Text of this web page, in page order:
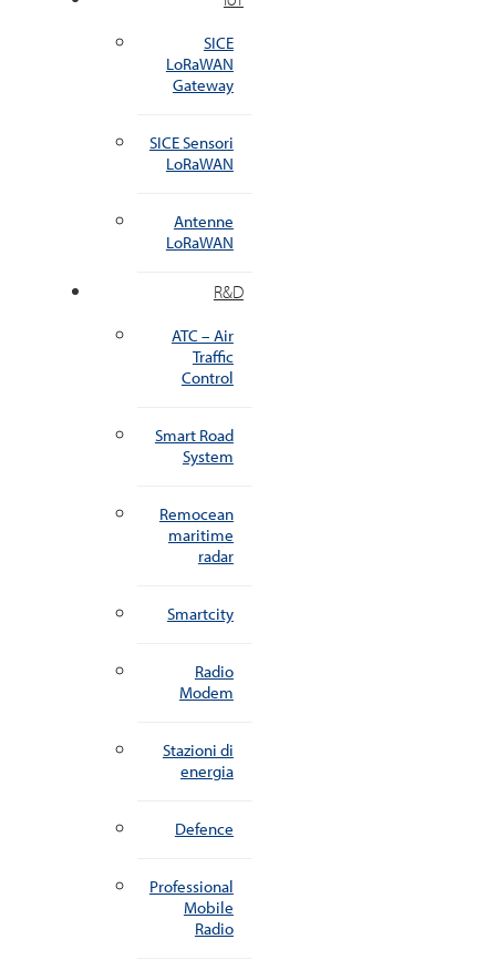
SICE
LoRaWAN
Gateway
SICE Sensori
LoRaWAN
Antenne
LoRaWAN
R&D
ATC – Air
Traffic
Control
Smart Road
System
Remocean
maritime
radar
Smartcity
Radio
Modem
Stazioni di
energia
Defence
Professional
Mobile
Radio